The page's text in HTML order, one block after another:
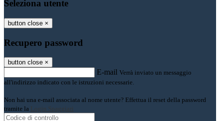
Seleziona utente
button close ×
Recupero password
button close ×
E-mail Verrà inviato un messaggio
all'indirizzo indicato con le istruzioni necessarie.
Non hai una e-mail associata al nome utente? Effettua il reset della password
tramite la Login Spaggiari